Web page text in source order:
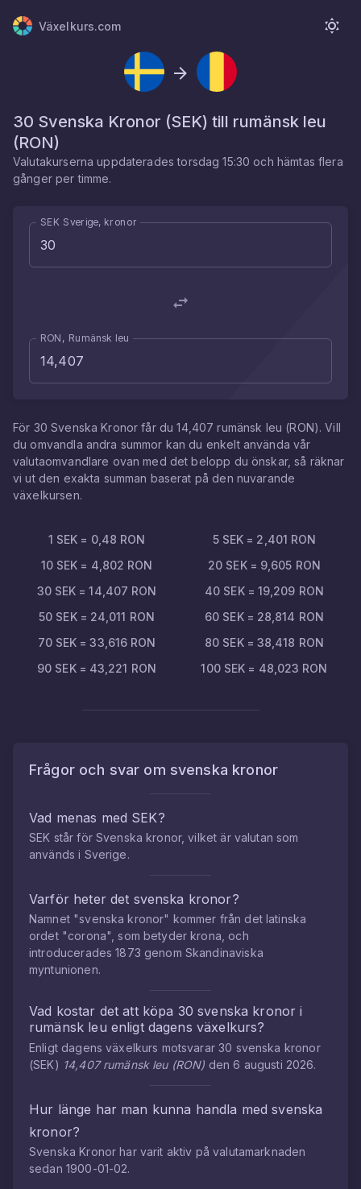
Växelkurs.com
30 Svenska Kronor (SEK) till rumänsk leu
(RON)
Valutakurserna uppdateradestorsdag 15:30 och hämtas flera
gånger per timme.
SEK Sverige, kronor
RON, Rumänsk leu
För 30 Svenska Kronor får du14,407 rumänsk leu (RON). Vill
du omvandla andra summor kan du enkelt använda vår
valutaomvandlare ovan med det belopp du önskar, så räknar
vi ut den exakta summan baserat på den nuvarande
växelkursen.
1 SEK = 0,48 RON 5 SEK = 2,401 RON
10 SEK = 4,802 RON 20 SEK= 9,605 RON
30 SEK =14,407 RON 40 SEK= 19,209 RON
50 SEK= 24,011 RON 60 SEK= 28,814 RON
70 SEK =33,616 RON 80 SEK= 38,418 RON
90 SEK= 43,221 RON 100 SEK = 48,023 RON
Frågor och svar om svenska kronor
Vad menas med SEK?
SEK står för Svenska kronor, vilket är valutan som
används i Sverige.
Varför heter det svenska kronor?
Namnet "svenska kronor" kommer från det latinska
ordet "corona", som betyder krona, och
introducerades 1873 genom Skandinaviska
myntunionen.
Vad kostar det att köpa 30svenska kronor i
rumänsk leu enligt dagens växelkurs?
Enligt dagens växelkurs motsvarar30 svenska kronor
(SEK) 14,407 rumänsk leu(RON) den6 augusti 2026.
Hur länge har man kunna handla medsvenska
kronor?
Svenska Kronor har varit aktiv på valutamarknaden
sedan 1900-01-02.